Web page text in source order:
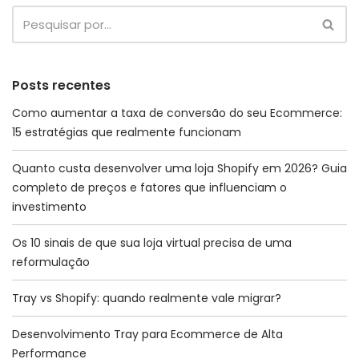
Posts recentes
Como aumentar a taxa de conversão do seu Ecommerce:
15 estratégias que realmente funcionam
Quanto custa desenvolver uma loja Shopify em 2026? Guia
completo de preços e fatores que influenciam o
investimento
Os 10 sinais de que sua loja virtual precisa de uma
reformulação
Tray vs Shopify: quando realmente vale migrar?
Desenvolvimento Tray para Ecommerce de Alta
Performance